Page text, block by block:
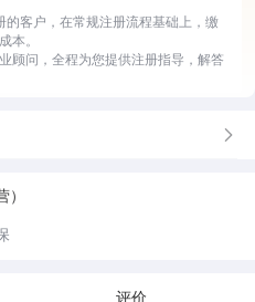
客户，在常规注册流程基础上，缴
本。
顾问，全程为您提供注册指导，解答
程，快速推进注册各个环节，让您早
评价